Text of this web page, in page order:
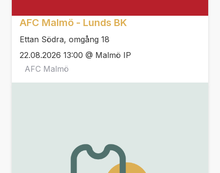
AFC Malmö - Lunds BK
Ettan Södra, omgång 18
22.08.2026 13:00 @ Malmö IP
AFC Malmö